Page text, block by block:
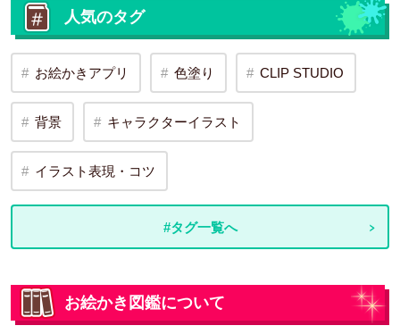
人気のタグ
お絵かきアプリ 色塗り CLIP STUDIO
背景 キャラクターイラスト
イラスト表現・コツ
#タグ一覧へ
お絵かき図鑑について